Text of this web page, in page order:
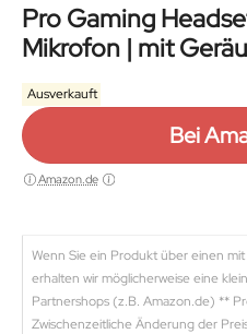
Pro Gaming
Mikrofon | mit
Ausverkauft
Bei
Amazon.de
Wenn Sie ein Produkt über einen
erhalten wir möglicherweise eine
Partnershops (z.B. Amazon.de) **
Zwischenzeitliche Änderung der